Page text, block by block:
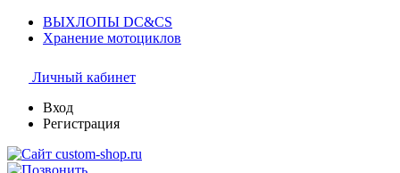
ВЫХЛОПЫ DC&CS
Хранение мотоциклов
Личный кабинет
Вход
Регистрация